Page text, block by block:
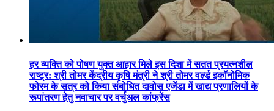
हर व्यक्ति को पोषण युक्त आहार मिले इस दिशा में सतत प्रयत्नशील
राष्ट्र: श्री तोमर केंद्रीय कृषि मंत्री ने श्री तोमर वर्ल्ड इकॉनोमिक
फोरम के सत्र को किया संबोधित दावोस एजेंडा में खाद्य प्रणालियों के
रूपांतरण हेतु नवाचार पर वर्चुअल कांफ्रेंस